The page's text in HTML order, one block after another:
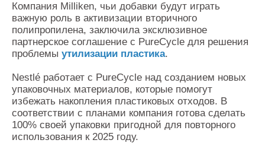
Компания Milliken, чьи добавки будут играть
важную роль в активизации вторичного
полипропилена, заключила эксклюзивное
партнерское соглашение с PureCycle для решения
проблемы утилизации пластика.
Nestlé работает с PureCycle над созданием новых
упаковочных материалов, которые помогут
избежать накопления пластиковых отходов. В
соответствии с планами компания готова сделать
100% своей упаковки пригодной для повторного
использования к 2025 году.